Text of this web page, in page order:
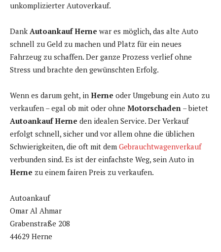
unkomplizierter Autoverkauf.
Dank Autoankauf Herne war es möglich, das alte Auto
schnell zu Geld zu machen und Platz für ein neues
Fahrzeug zu schaffen. Der ganze Prozess verlief ohne
Stress und brachte den gewünschten Erfolg.
Wenn es darum geht, in Herne oder Umgebung ein Auto zu
verkaufen – egal ob mit oder ohne Motorschaden – bietet
Autoankauf Herne den idealen Service. Der Verkauf
erfolgt schnell, sicher und vor allem ohne die üblichen
Schwierigkeiten, die oft mit dem Gebrauchtwagenverkauf
verbunden sind. Es ist der einfachste Weg, sein Auto in
Herne zu einem fairen Preis zu verkaufen.
Autoankauf
Omar Al Ahmar
Grabenstraße 208
44629 Herne